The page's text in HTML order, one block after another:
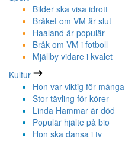
Bilder ska visa idrott
Bråket om VM är slut
Haaland är populär
Bråk om VM i fotboll
Mjällby vidare i kvalet
Kultur
Hon var viktig för många
Stor tävling för körer
Linda Hammar är död
Populär hjälte på bio
Hon ska dansa i tv